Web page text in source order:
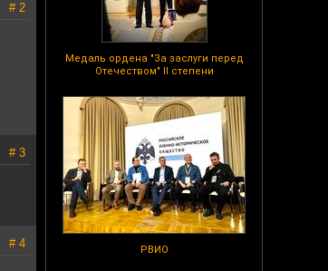
Медаль ордена "За заслуги перед
Отечеством" II степени
РВИО
# 2
# 3
# 4